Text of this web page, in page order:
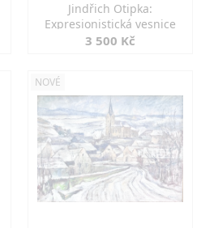
Jindřich Otipka:
Expresionistická vesnice
3 500 Kč
NOVÉ